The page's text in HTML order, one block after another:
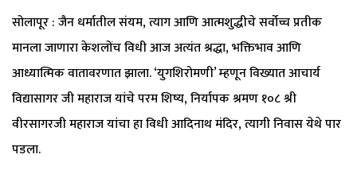
सोलापूर : जैन धर्मातील संयम, त्याग आणि आत्मशुद्धीचे सर्वोच्च प्रतीक
मानला जाणारा केशलोंच विधी आज अत्यंत श्रद्धा, भक्तिभाव आणि
आध्यात्मिक वातावरणात झाला. ‘युगशिरोमणी’ म्हणून विख्यात आचार्य
विद्यासागर जी महाराज यांचे परम शिष्य, निर्यापक श्रमण १०८ श्री
वीरसागरजी महाराज यांचा हा विधी आदिनाथ मंदिर, त्यागी निवास येथे पार
पडला.